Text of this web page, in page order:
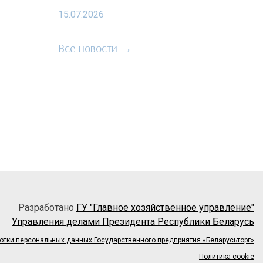
15.07.2026
Все новости →
Разработано ГУ "Главное хозяйственное управление"
Управления делами Президента Республики Беларусь
персональных данных Государственного предприятия «Беларусьторг»
Политика cookie